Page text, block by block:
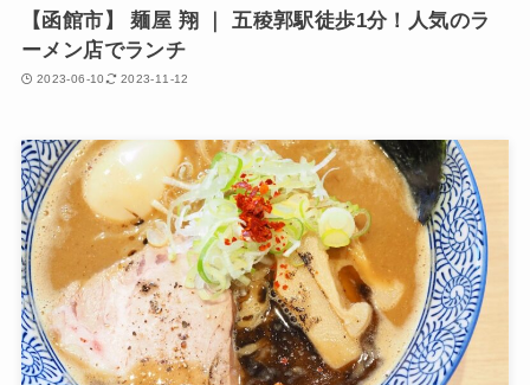
【函館市】 麺屋 翔 ｜ 五稜郭駅徒歩1分！人気のラ
ーメン店でランチ
2023-06-10 2023-11-12